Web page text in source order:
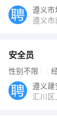
遵义市
安全员
性别不限
汇川区